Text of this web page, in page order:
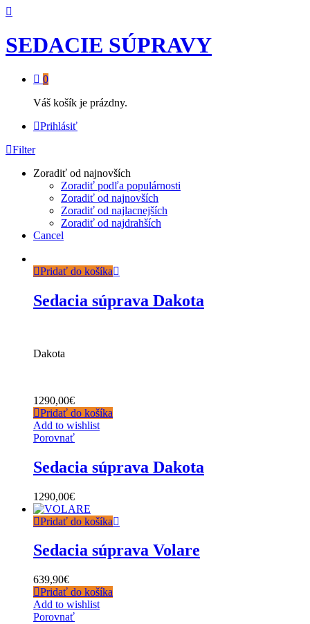
SEDACIE SÚPRAVY
0
Váš košík je prázdny.
Prihlásiť
Filter
Zoradiť od najnovších
Zoradiť podľa populárnosti
Zoradiť od najnovších
Zoradiť od najlacnejších
Zoradiť od najdrahších
Cancel
Pridať do košíka
Sedacia súprava Dakota
Dakota
1290,00€
Pridať do košíka
Add to wishlist
Porovnať
Sedacia súprava Dakota
1290,00€
Pridať do košíka
Sedacia súprava Volare
639,90€
Pridať do košíka
Add to wishlist
Porovnať